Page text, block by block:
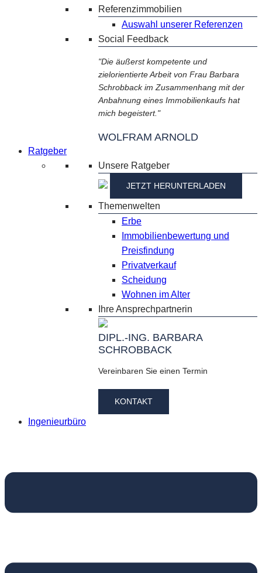
Referenzimmobilien
Auswahl unserer Referenzen
Social Feedback
"Die äußerst kompetente und
zielorientierte Arbeit von Frau Barbara
Schrobback im Zusammenhang mit der
Anbahnung eines Immobilienkaufs hat
mich begeistert."
WOLFRAM ARNOLD
Ratgeber
Unsere Ratgeber
JETZT HERUNTERLADEN
Themenwelten
Erbe
Immobilienbewertung und
Preisfindung
Privatverkauf
Scheidung
Wohnen im Alter
Ihre Ansprechpartnerin
DIPL.-ING. BARBARA
SCHROBBACK
Vereinbaren Sie einen Termin
KONTAKT
Ingenieurbüro